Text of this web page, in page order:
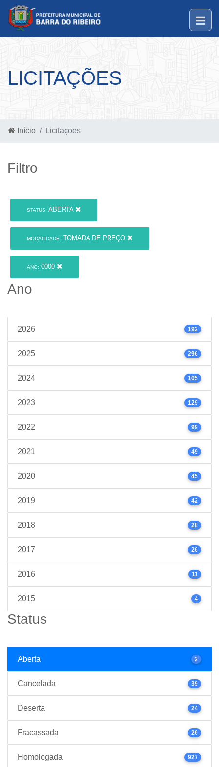
LICITAÇÕES
Início Licitações
Filtro
STATUS: ABERTA
MODALIDADE: TOMADA DE PREÇO
ANO: 0000
Ano
2026 192
2025 296
2024 105
2023 129
2022 99
2021 49
2020 45
2019 42
2018 28
2017 26
2016 11
2015 4
Status
Aberta 2
Cancelada 39
Deserta 24
Fracassada 26
Homologada 927